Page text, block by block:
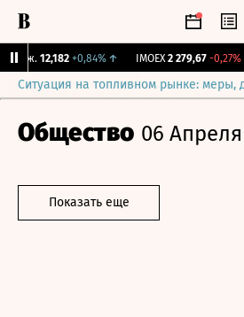
12,182 +0,84%↑ IMOEX 2 279,67 -0,27%↓
Ситуация на топливном рынке: меры,
Общество 06
Показать еще